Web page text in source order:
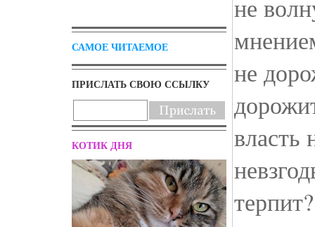
САМОЕ ЧИТАЕМОЕ
ПРИСЛАТЬ СВОЮ ССЫЛКУ
КОТИК ДНЯ
не
не
власть
терпит?